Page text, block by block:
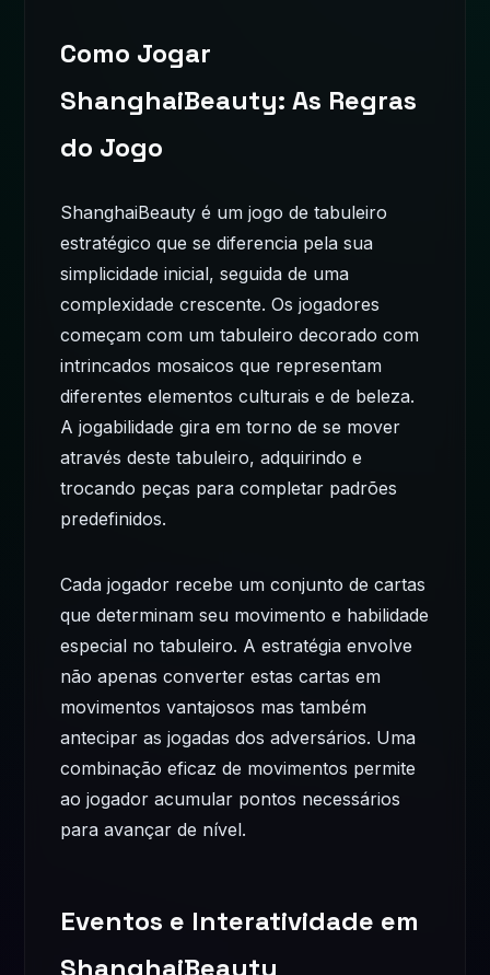
Como Jogar
ShanghaiBeauty: As Regras
do Jogo
ShanghaiBeauty é um jogo de tabuleiro
estratégico que se diferencia pela sua
simplicidade inicial, seguida de uma
complexidade crescente. Os jogadores
começam com um tabuleiro decorado com
intrincados mosaicos que representam
diferentes elementos culturais e de beleza.
A jogabilidade gira em torno de se mover
através deste tabuleiro, adquirindo e
trocando peças para completar padrões
predefinidos.
Cada jogador recebe um conjunto de cartas
que determinam seu movimento e habilidade
especial no tabuleiro. A estratégia envolve
não apenas converter estas cartas em
movimentos vantajosos mas também
antecipar as jogadas dos adversários. Uma
combinação eficaz de movimentos permite
ao jogador acumular pontos necessários
para avançar de nível.
Eventos e Interatividade em
ShanghaiBeauty